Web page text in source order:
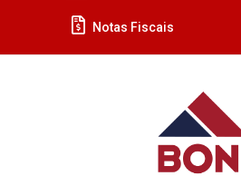
Notas Fiscais